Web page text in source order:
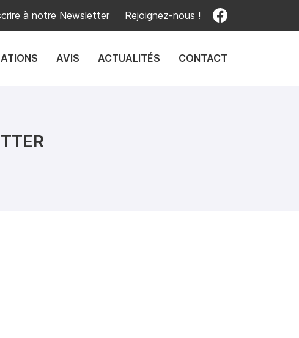
à notre Newsletter Rejoignez-nous !
AVIS ACTUALITÉS CONTACT